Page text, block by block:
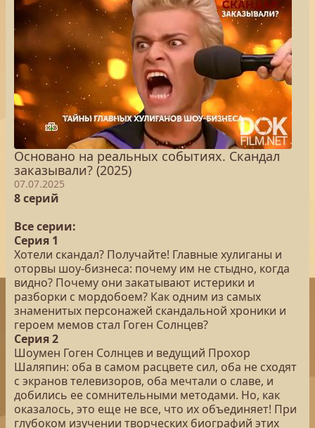
Основано на реальных событиях. Скандал
заказывали? (2025)
07.07.2025
8 серий
Все серии:
Серия 1
Хотели скандал? Получайте! Главные хулиганы и
оторвы шоу-бизнеса: почему им не стыдно, когда
видно? Почему они закатывают истерики и
разборки с мордобоем? Как одним из самых
знаменитых персонажей скандальной хроники и
героем мемов стал Гоген Солнцев?
Серия 2
Шоумен Гоген Солнцев и ведущий Прохор
Шаляпин: оба в самом расцвете сил, оба не сходят
с экранов телевизоров, оба мечтали о славе, и
добились ее сомнительными методами. Но, как
оказалось, это еще не все, что их объединяет! При
глубоком изучении творческих биографий этих